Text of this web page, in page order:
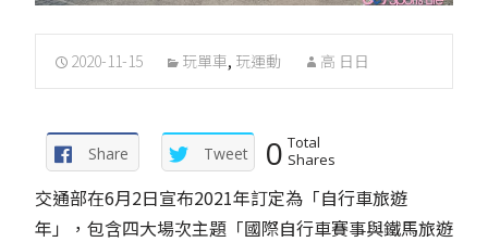
2020-11-15 玩單車, 玩運動 高 日日
Share Tweet 0 Total
Shares
交通部在6月2日宣布2021年訂定為「自行車旅遊
年」，包含四大場次主題「國際自行車賽事與鐵馬旅遊